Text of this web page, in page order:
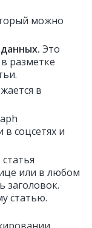
можно
Это
разметке
в
в соцсетях и
или в любом
заголовок.
статью.